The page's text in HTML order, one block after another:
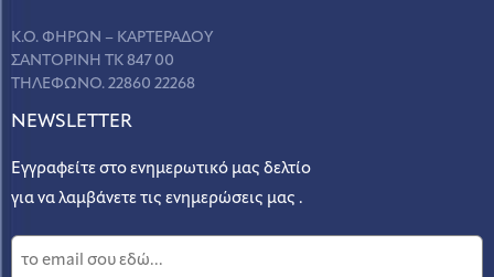
Κ.Ο. ΦΗΡΩΝ – ΚΑΡΤΕΡΑΔΟΥ
ΣΑΝΤΟΡΙΝΗ ΤΚ 847 00
ΤΗΛΕΦΩΝΟ. 22860 22268
NEWSLETTER
Εγγραφείτε στο ενημερωτικό μας δελτίο
για να λαμβάνετε τις ενημερώσεις μας .